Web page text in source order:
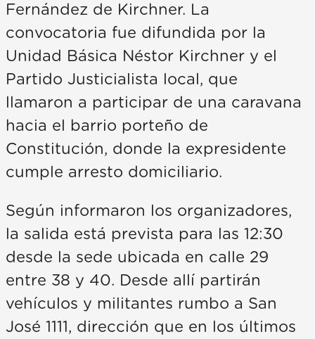
Fernández de Kirchner. La
convocatoria fue difundida por la
Unidad Básica Néstor Kirchner y el
Partido Justicialista local, que
llamaron a participar de una caravana
hacia el barrio porteño de
Constitución, donde la expresidente
cumple arresto domiciliario.
Según informaron los organizadores,
la salida está prevista para las 12:30
desde la sede ubicada en calle 29
entre 38 y 40. Desde allí partirán
vehículos y militantes rumbo a San
José 1111, dirección que en los últimos